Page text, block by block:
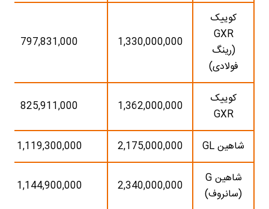
کوییک
GXR
(رینگ
فولادی)
1,330,000,000
797,831,000
کوییک
GXR
1,362,000,000
825,911,000
شاهین GL 2,175,000,000
1,119,300,000
شاهین G
(سانروف)
2,340,000,000
1,144,900,000